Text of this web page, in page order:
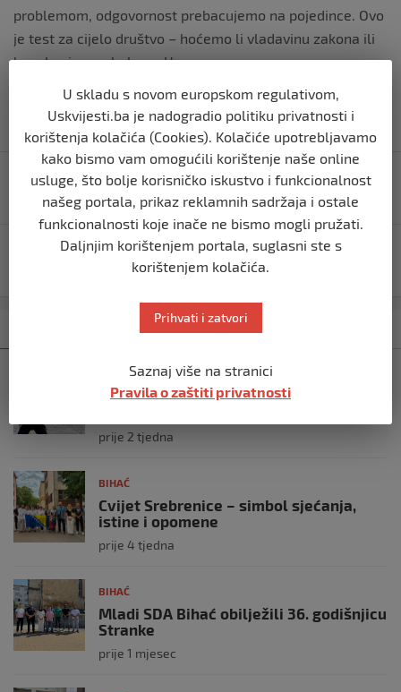
problemom, odgovornost prebacujemo na pojedince. Ovo
je test za cijelo društvo – hoćemo li vladavinu zakona ili
bezakonje na obalama Une.
Navigacija
objava
Opal Commerc uredio apartman za majke na
Ginekologiji
Futsal Club Šturlić – povratak sportskog duha u
Bišćanin Anes Ramić osvojio Mont
prije 2 tjedna
BIHAĆ
Cvijet Srebrenice – simbol sjećanja,
istine i opomene
prije 4 tjedna
BIHAĆ
Mladi SDA Bihać obilježili 36. godišnjicu
Stranke
prije 1 mjesec
U skladu s novom europskom regulativom,
Uskvijesti.ba je nadogradio politiku privatnosti i
korištenja kolačića (Cookies). Kolačiće upotrebljavamo
kako bismo vam omogućili korištenje naše online
usluge, što bolje korisničko iskustvo i funkcionalnost
našeg portala, prikaz reklamnih sadržaja i ostale
funkcionalnosti koje inače ne bismo mogli pružati.
Daljnjim korištenjem portala, suglasni ste s
korištenjem kolačića.
Prihvati i zatvori
Saznaj više na stranici
Pravila o zaštiti privatnosti